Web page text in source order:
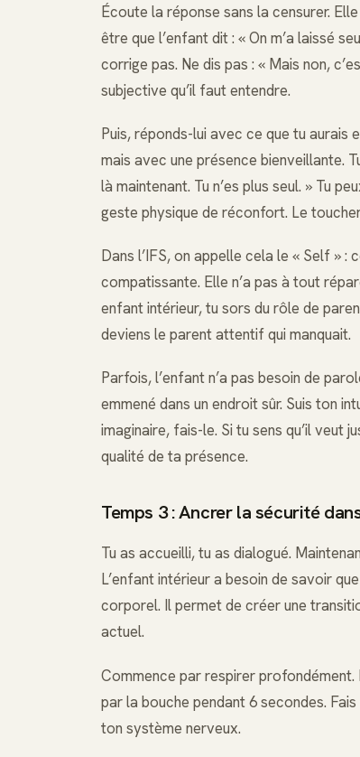
Écoute la réponse sans la censurer.
être que l’enfant dit : « On m’a laissé
corrige pas. Ne dis pas : « Mais non,
subjective qu’il faut entendre.
Puis, réponds-lui avec ce que tu aurais
mais avec une présence bienveillante.
là maintenant. Tu n’es plus seul. » Tu
geste physique de réconfort. Le
Dans l’IFS, on appelle cela le « Self »
compatissante. Elle n’a pas à tout
enfant intérieur, tu sors du rôle de
deviens le parent attentif qui manquait.
Parfois, l’enfant n’a pas besoin de
emmené dans un endroit sûr. Suis ton
imaginaire, fais-le. Si tu sens qu’il veut
qualité de ta présence.
Temps 3 : Ancrer la sécurité
Tu as accueilli, tu as dialogué.
L’enfant intérieur a besoin de savoir
corporel. Il permet de créer une
actuel.
Commence par respirer
par la bouche pendant 6 secondes.
ton système nerveux.